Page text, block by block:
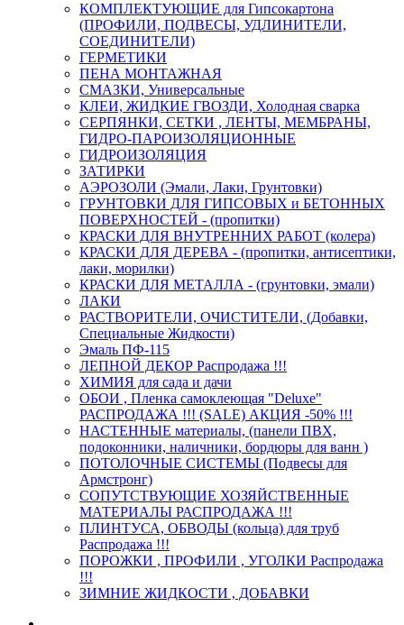
КОМПЛЕКТУЮЩИЕ для Гипсокартона
(ПРОФИЛИ, ПОДВЕСЫ, УДЛИНИТЕЛИ,
СОЕДИНИТЕЛИ)
ГЕРМЕТИКИ
ПЕНА МОНТАЖНАЯ
СМАЗКИ, Универсальные
КЛЕИ, ЖИДКИЕ ГВОЗДИ, Холодная сварка
СЕРПЯНКИ, СЕТКИ , ЛЕНТЫ, МЕМБРАНЫ,
ГИДРО-ПАРОИЗОЛЯЦИОННЫЕ
ГИДРОИЗОЛЯЦИЯ
ЗАТИРКИ
АЭРОЗОЛИ (Эмали, Лаки, Грунтовки)
ГРУНТОВКИ ДЛЯ ГИПСОВЫХ и БЕТОННЫХ
ПОВЕРХНОСТЕЙ - (пропитки)
КРАСКИ ДЛЯ ВНУТРЕННИХ РАБОТ (колера)
КРАСКИ ДЛЯ ДЕРЕВА - (пропитки, антисептики,
лаки, морилки)
КРАСКИ ДЛЯ МЕТАЛЛА - (грунтовки, эмали)
ЛАКИ
РАСТВОРИТЕЛИ, ОЧИСТИТЕЛИ, (Добавки,
Специальные Жидкости)
Эмаль ПФ-115
ЛЕПНОЙ ДЕКОР Распродажа !!!
ХИМИЯ для сада и дачи
ОБОИ , Пленка самоклеющая "Deluxe"
РАСПРОДАЖА !!! (SALE) АКЦИЯ -50% !!!
НАСТЕННЫЕ материалы, (панели ПВХ,
подоконники, наличники, бордюры для ванн )
ПОТОЛОЧНЫЕ СИСТЕМЫ (Подвесы для
Армстронг)
СОПУТСТВУЮЩИЕ ХОЗЯЙСТВЕННЫЕ
МАТЕРИАЛЫ РАСПРОДАЖА !!!
ПЛИНТУСА, ОБВОДЫ (кольца) для труб
Распродажа !!!
ПОРОЖКИ , ПРОФИЛИ , УГОЛКИ Распродажа
!!!
ЗИМНИЕ ЖИДКОСТИ , ДОБАВКИ